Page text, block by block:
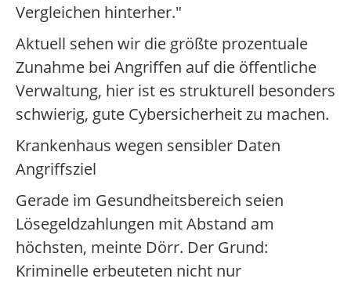
Vergleichen hinterher."
Aktuell sehen wir die größte prozentuale
Zunahme bei Angriffen auf die öffentliche
Verwaltung, hier ist es strukturell besonders
schwierig, gute Cybersicherheit zu machen.
Krankenhaus wegen sensibler Daten
Angriffsziel
Gerade im Gesundheitsbereich seien
Lösegeldzahlungen mit Abstand am
höchsten, meinte Dörr. Der Grund:
Kriminelle erbeuteten nicht nur